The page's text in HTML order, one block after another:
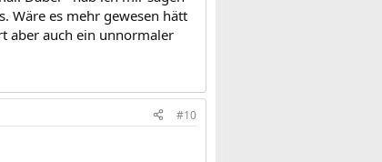
Wäre es mehr gewesen hätt
aber auch ein unnormaler
#10